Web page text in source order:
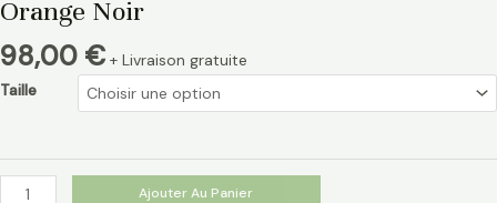
Orange Noir
98,00 € + Livraison gratuite
Taille
Ajouter Au Panier